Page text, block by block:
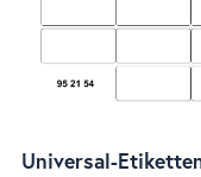
Universal-